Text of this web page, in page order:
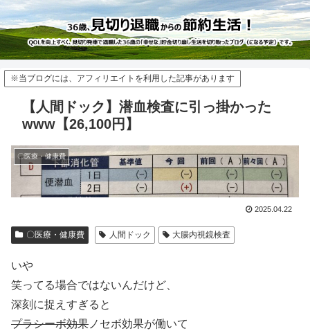
※当ブログには、アフィリエイトを利用した記事があります
【人間ドック】潜血検査に引っ掛かった
www【26,100円】
〇医療・健康費
2025.04.22
〇医療・健康費 人間ドック 大腸内視鏡検査
いや
笑ってる場合ではないんだけど、
深刻に捉えすぎると
プラシーボ効果 ノセボ効果が働いて